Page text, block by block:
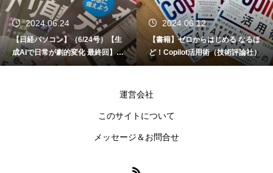
2024.06.24
【日経パソコン】（6/24号）【生
成AIで日常が劇的変化 最終回】 A
I時代のアプリケーション／サービ
2024.06.12
【書籍】ゼロからはじめる なるほ
ど！Copilot活用術（技術評論社）
運営会社
このサイトについて
メッセージ＆お問合せ